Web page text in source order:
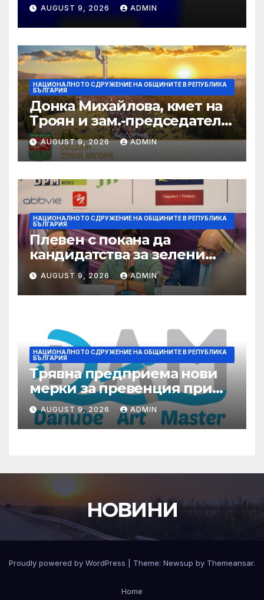
AUGUST 9, 2026 ADMIN
НАЦИОНАЛНОТО СДРУЖЕНИЕ НА ОБЩИНИТЕ В РЕПУБЛИКА
БЪЛГАРИЯ
Донка Михайлова, кмет на
Троян и зам.-председател
на НСОРБ: Знаем какво е
произведено, как е
произведено и какво влиза
в детското меню
AUGUST 9, 2026 ADMIN
НАЦИОНАЛНОТО СДРУЖЕНИЕ НА ОБЩИНИТЕ В РЕПУБЛИКА
БЪЛГАРИЯ
Плевен с покана да
кандидатства за зелени
инвестиции в градска
среда
AUGUST 9, 2026 ADMIN
НАЦИОНАЛНОТО СДРУЖЕНИЕ НА ОБЩИНИТЕ В РЕПУБЛИКА
БЪЛГАРИЯ
Трявна предприема нови
мерки за превенция при
бедствия и аварии
AUGUST 9, 2026 ADMIN
НОВИНИ
Proudly powered by WordPress Theme: Newsup by Themeansar.
Home